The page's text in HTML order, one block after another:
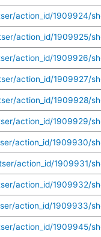
action_id/1909924/
action_id/1909925/
action_id/1909926/
action_id/1909927/
action_id/1909928/
action_id/1909929/
action_id/1909930/
action_id/1909931/
action_id/1909932/
action_id/1909933/
action_id/1909945/